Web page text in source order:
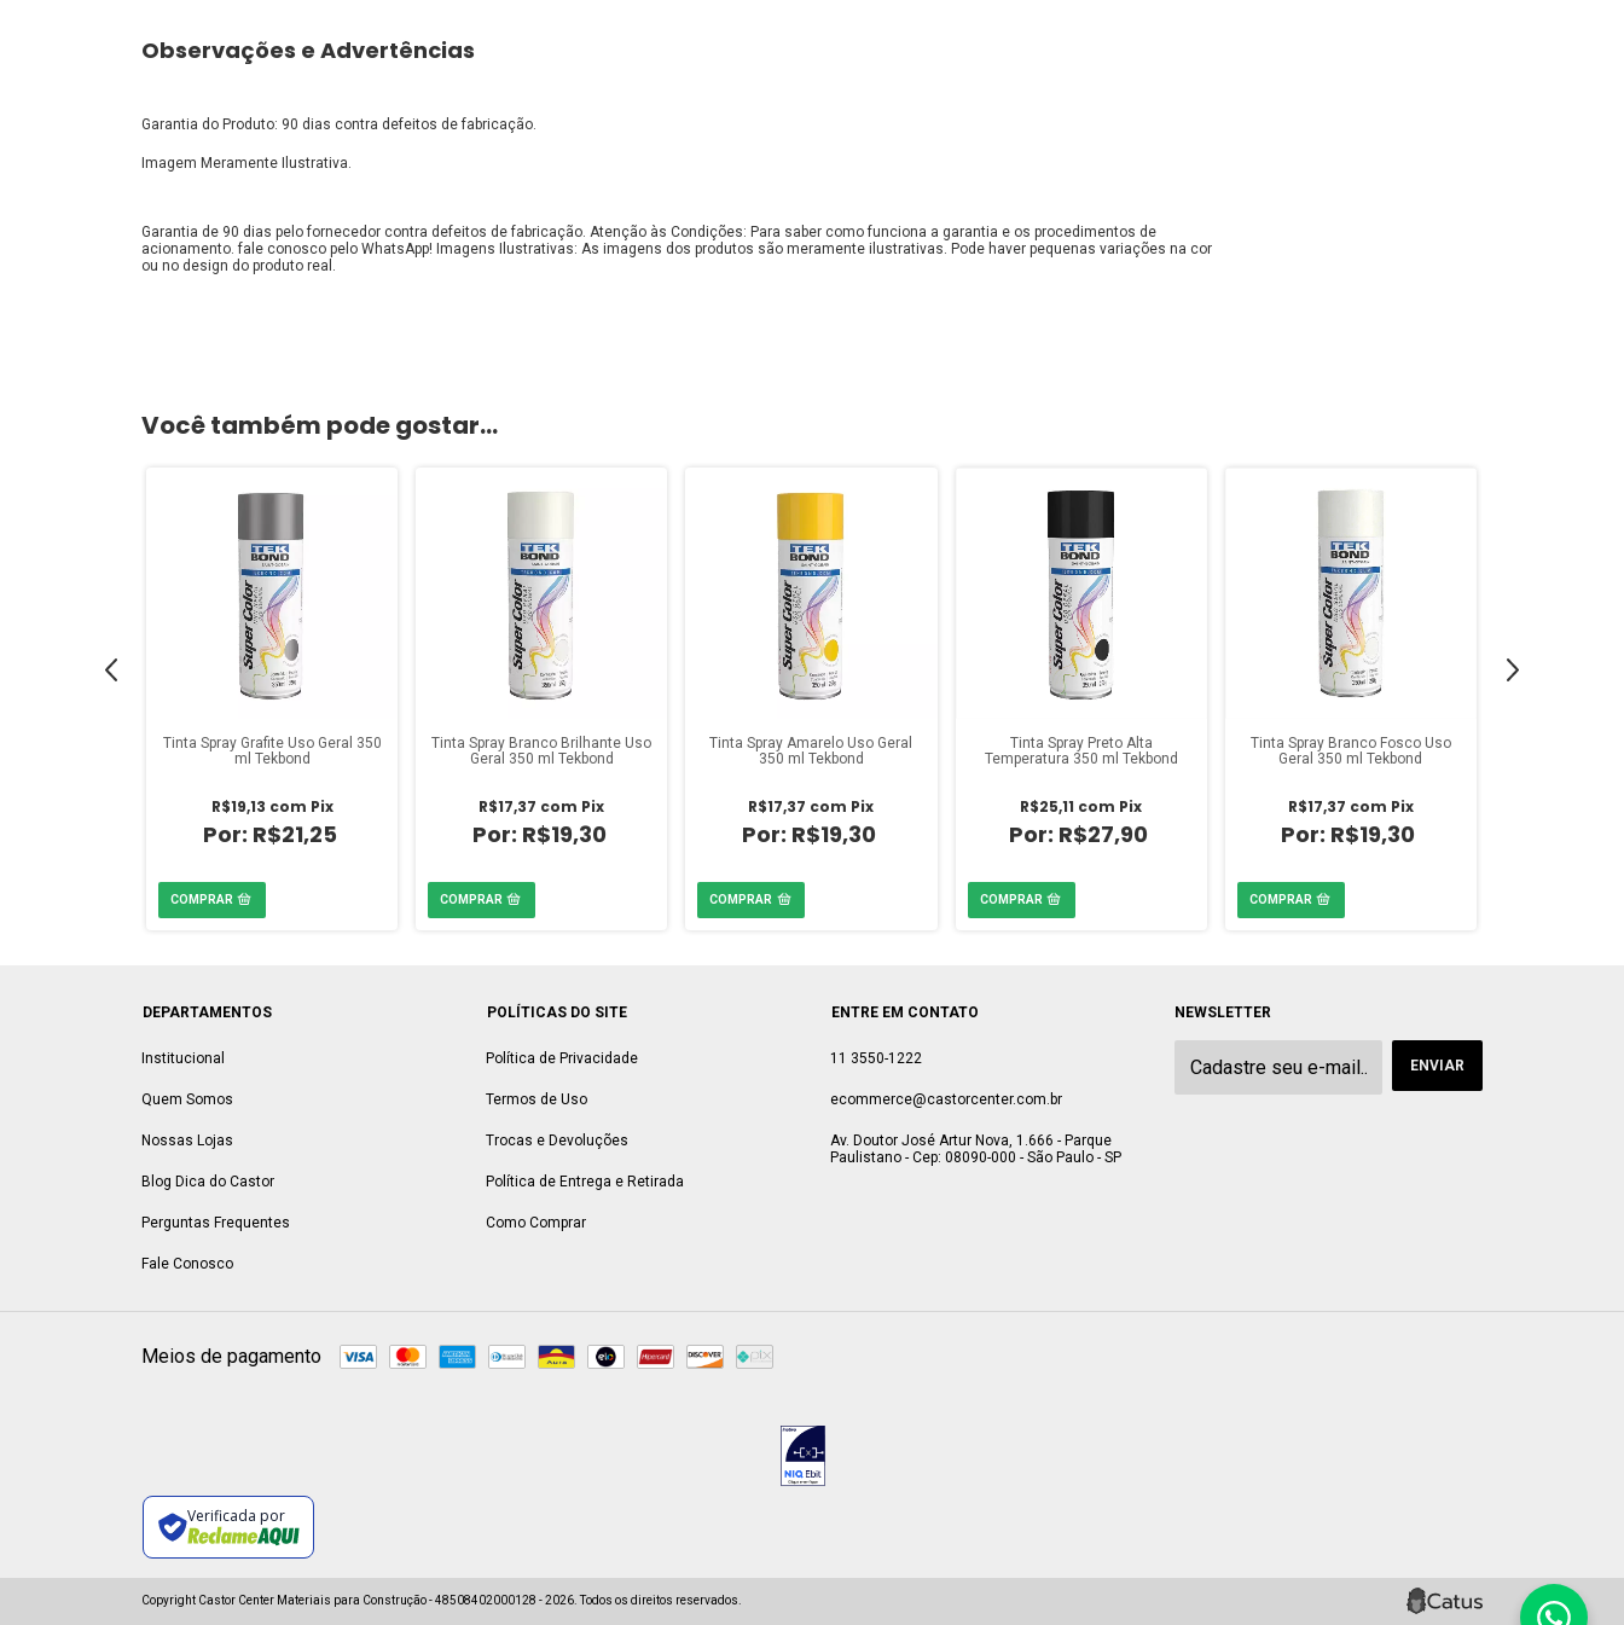
Observações e Advertências
Garantia do Produto: 90 dias contra defeitos de fabricação.
Imagem Meramente Ilustrativa.
Garantia de 90 dias pelo fornecedor contra defeitos de fabricação. Atenção às Condições: Para saber como funciona a garantia e os procedimentos de
acionamento. fale conosco pelo WhatsApp! Imagens Ilustrativas: As imagens dos produtos são meramente ilustrativas. Pode haver pequenas variações na cor
ou no design do produto real.
Você também pode gostar...
Tinta Spray Grafite Uso Geral 350
ml Tekbond
R$21,25
R$19,13 com Pix
Tinta Spray Branco Brilhante Uso
Geral 350 ml Tekbond
R$19,30
R$17,37 com Pix
Tinta Spray Amarelo Uso Geral
350 ml Tekbond
R$19,30
R$17,37 com Pix
Tinta Spray Preto Alta
Temperatura 350 ml Tekbond
R$27,90
R$25,11 com Pix
Tinta Spray Branco Fosco Uso
Geral 350 ml Tekbond
R$19,30
R$17,37 com Pix
DEPARTAMENTOS
Institucional
Quem Somos
Nossas Lojas
Blog Dica do Castor
Perguntas Frequentes
Fale Conosco
POLÍTICAS DO SITE
Política de Privacidade
Termos de Uso
Trocas e Devoluções
Política de Entrega e Retirada
Como Comprar
ENTRE EM CONTATO
11 3550-1222
ecommerce@castorcenter.com.br
Av. Doutor José Artur Nova, 1.666 - Parque
Paulistano - Cep: 08090-000 - São Paulo - SP
NEWSLETTER
Meios de pagamento
Verificada por
Copyright Castor Center Materiais para Construção - 48508402000128 - 2026. Todos os direitos reservados.